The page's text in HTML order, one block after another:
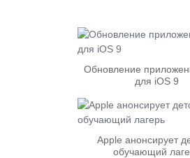
Обновление
для iOS 9
Apple анонсирует
обучающий